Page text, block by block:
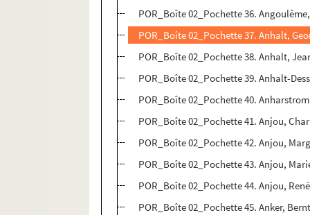
POR_Boîte 02_Pochette 36.
POR_Boîte 02_Pochette 37. Anhalt,
POR_Boîte 02_Pochette 38. Anhalt,
POR_Boîte 02_Pochette 39. Anhalt-
POR_Boîte 02_Pochette 40.
POR_Boîte 02_Pochette 41. Anjou,
POR_Boîte 02_Pochette 42. Anjou,
POR_Boîte 02_Pochette 43. Anjou,
POR_Boîte 02_Pochette 44. Anjou,
POR_Boîte 02_Pochette 45. Anker,